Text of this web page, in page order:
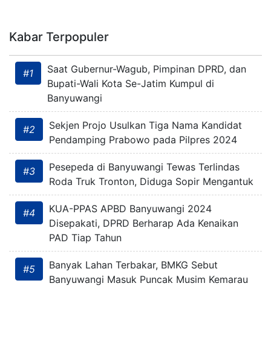
Kabar Terpopuler
#1
Saat Gubernur-Wagub, Pimpinan DPRD, dan
Bupati-Wali Kota Se-Jatim Kumpul di
Banyuwangi
#2
Sekjen Projo Usulkan Tiga Nama Kandidat
Pendamping Prabowo pada Pilpres 2024
#3
Pesepeda di Banyuwangi Tewas Terlindas
Roda Truk Tronton, Diduga Sopir Mengantuk
#4
KUA-PPAS APBD Banyuwangi 2024
Disepakati, DPRD Berharap Ada Kenaikan
PAD Tiap Tahun
#5
Banyak Lahan Terbakar, BMKG Sebut
Banyuwangi Masuk Puncak Musim Kemarau